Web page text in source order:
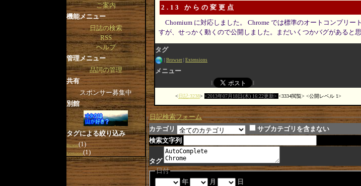
2.13 からの変更点
Chomium に対応しました。 Chrome では標準のオートコンプリー
すが、せっかく動くので公開しました。まだいくつかバグがあると
タグ
Browser Extensions
メニュー
日記:3238 2013年07月18日(木) 16:22更新 3334閲覧 公開レベル 1
日記検索フォーム
カテゴリ
サブカテゴリを含まない
検索文字列
タグ
日付
年
月 日
ご案内
機能メニュー
日誌の検索
RSS
ヘルプ
管理メニュー
品詞の管理
共有
スポンサー募集中
別館
タグによる絞り込み
Browser(1)
Extensions(1)